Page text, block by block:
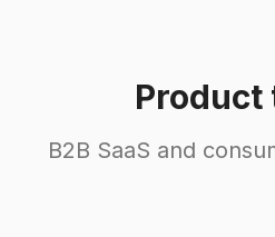
Product
B2B SaaS and